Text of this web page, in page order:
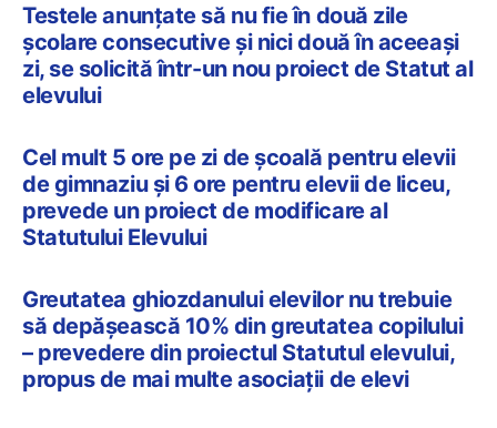
Testele anunțate să nu fie în două zile
școlare consecutive și nici două în aceeași
zi, se solicită într-un nou proiect de Statut al
elevului
Cel mult 5 ore pe zi de școală pentru elevii
de gimnaziu și 6 ore pentru elevii de liceu,
prevede un proiect de modificare al
Statutului Elevului
Greutatea ghiozdanului elevilor nu trebuie
să depășească 10% din greutatea copilului
– prevedere din proiectul Statutul elevului,
propus de mai multe asociații de elevi